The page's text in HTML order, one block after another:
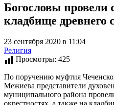
Богословы провели
кладбище древнего
23 сентября 2020 в 11:04
Религия
Просмотры: 425
По поручению муфтия
Межиева представители
муниципального района
окрестностях, а также на